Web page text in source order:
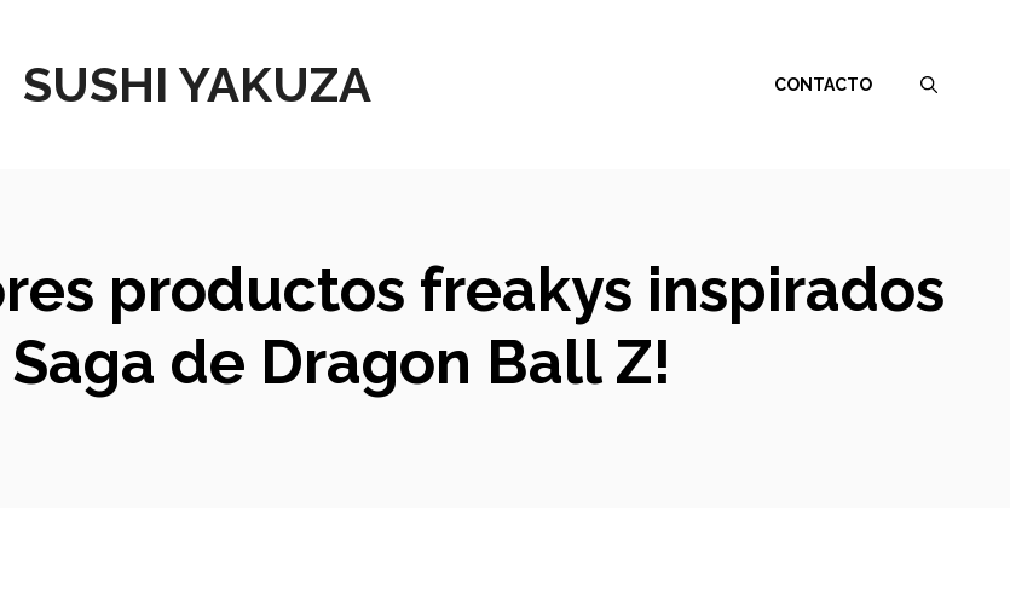
SUSHI YAKUZA CONTACTO
productos freakys inspirados
de Dragon Ball Z!